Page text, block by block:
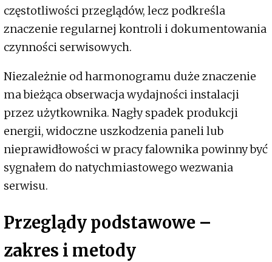
częstotliwości przeglądów, lecz podkreśla
znaczenie regularnej kontroli i dokumentowania
czynności serwisowych.
Niezależnie od harmonogramu duże znaczenie
ma bieżąca obserwacja wydajności instalacji
przez użytkownika. Nagły spadek produkcji
energii, widoczne uszkodzenia paneli lub
nieprawidłowości w pracy falownika powinny być
sygnałem do natychmiastowego wezwania
serwisu.
Przeglądy podstawowe –
zakres i metody